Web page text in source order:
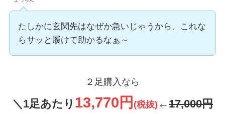
たしかに玄関先はなぜか急いじゃうから、これな
らサッと履けて助かるなぁ～
２足購入なら
＼1足あたり 13,770円 (税抜) ←17,000円